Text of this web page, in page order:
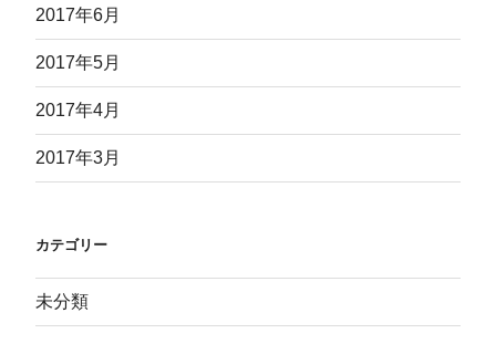
2017年6月
2017年5月
2017年4月
2017年3月
カテゴリー
未分類